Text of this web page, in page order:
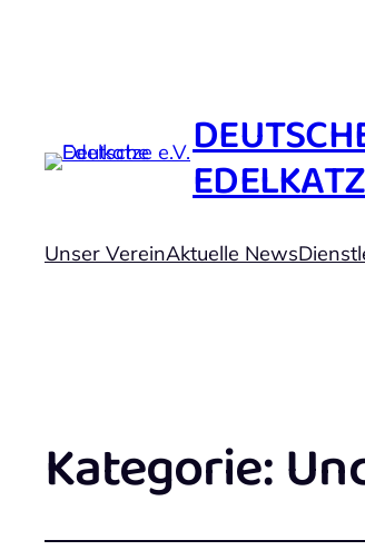
Unser VereinAktuelle News
Kategorie: